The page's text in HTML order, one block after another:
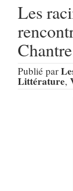
Les
Publié par
Littérature,